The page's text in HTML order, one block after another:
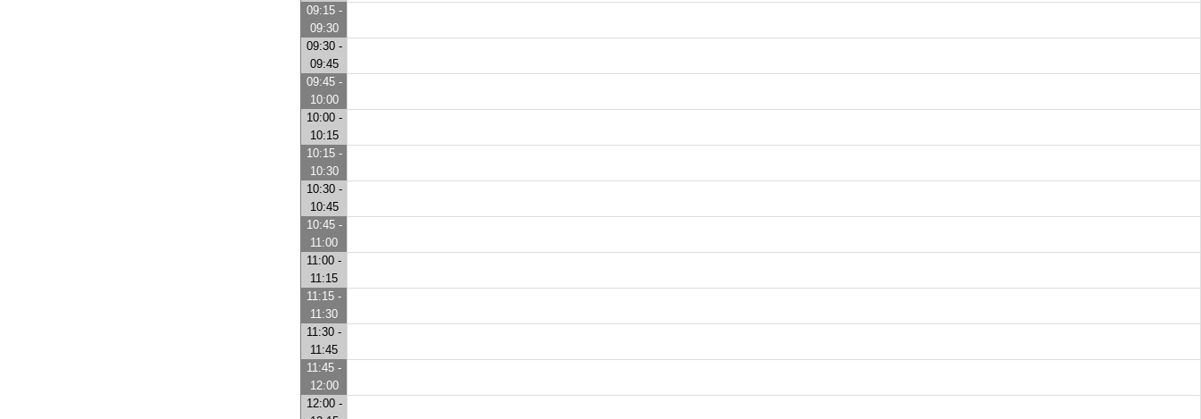
09:15 -
09:30
09:30 -
09:45
09:45 -
10:00
10:00 -
10:15
10:15 -
10:30
10:30 -
10:45
10:45 -
11:00
11:00 -
11:15
11:15 -
11:30
11:30 -
11:45
11:45 -
12:00
12:00 -